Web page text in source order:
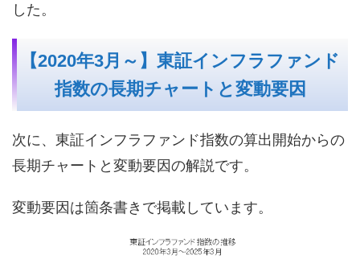
した。
【2020年3月～】東証インフラファンド
指数の長期チャートと変動要因
次に、東証インフラファンド指数の算出開始からの
長期チャートと変動要因の解説です。
変動要因は箇条書きで掲載しています。